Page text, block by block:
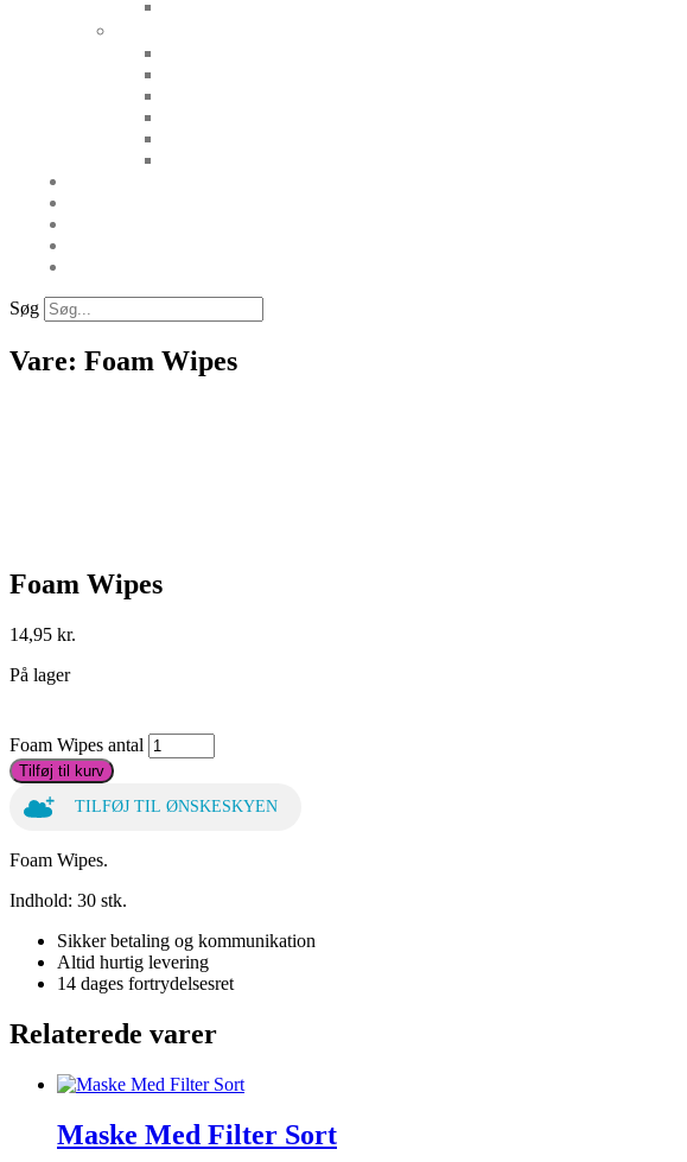
Søg
Vare: Foam Wipes
Foam Wipes
14,95 kr.
På lager
Foam Wipes antal
Tilføj til kurv
TILFØJ TIL ØNSKESKYEN
Foam Wipes.
Indhold: 30 stk.
Sikker betaling og kommunikation
Altid hurtig levering
14 dages fortrydelsesret
Relaterede varer
Maske Med Filter Sort